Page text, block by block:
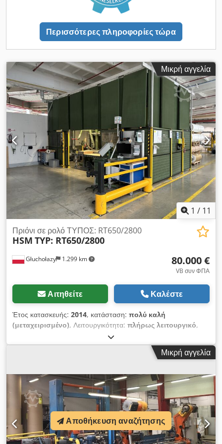
Hydropulper w/Auto Feeding Conveyor (2017) - υδροβολέας
από ανοξείδωτο χάλυβα με κινητήρα 100 HP, ύψους 90" x 80",
με χοάνη απόρριψης 47" x 44" x 31", συμπεριλαμβανομένου
του αυτόματου μεταφορέα τροφοδοσίας, Credpfx Asnab Evsb
Tof 2. Μονάδα ελέγχου συνέπειας BTG Instruments - Μονάδα
πομπού συνέπειας τύπου MnCPM-1300 HX/Q0/C2/5/10, 3.
Κωνικός διυλιστήρας 75 HP, 4. Taiwan Pulp Molding Co.
Cleaner Screen (2017) - 30 HP,
αντικατάσταση του μηχανήματος διαρκεί 5 λεπτά. - Δυνατή
εγκατάσταση στον πελάτη από τους τεχνικούς μας και εγγύηση
εκκίνησης +2500 EUR + έξοδα μετακίνησης, κατόπιν
συνεννόησης - Επιπλέον σετ νέων ιμάντων
Περισσότερες πληροφορίες τώρα
Μικρή αγγελία
1 / 11
Głuchołazy 1.299 km
Πριόνι σε ρολό ΤΥΠΟΣ: RT650/2800
HSM TYP: RT650/2800
80.000 €
VB συν ΦΠΑ
Αιτηθείτε Καλέστε
Έτος κατασκευής: 2014, κατάσταση: πολύ καλή
(μεταχειρισμένο), Λειτουργικότητα: πλήρως λειτουργικό,
Πριόνι κοπής ρολού HSM με συλλέκτη σκόνης και ακουστικό
προστατευτικό. ΤΎΠΟΣ: RT650/2800 Έτος κατασκευής: 2014
Τάση 230/400 V - 50Hz Credpfx Abet N T A Io Tsf Ισχύς:
2750 mm Διαστάσεις μηχανήματος ΜxΠxΥ: 4690 x 2100 x
3000mm Βάρος: 5,5 τόνοι
Μικρή αγγελία
Αποθήκευση αναζήτησης